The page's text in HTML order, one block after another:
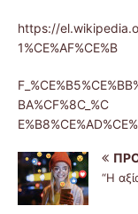
https://
1%CE%AF%CE%B
BA%CF%8C_%C
“Η